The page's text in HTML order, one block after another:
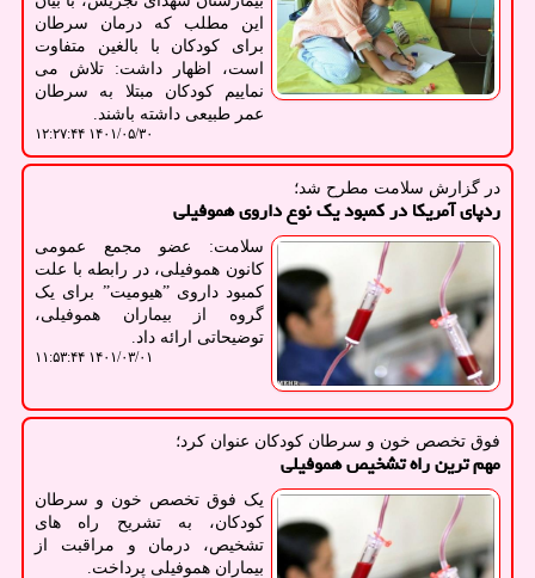
این مطلب که درمان سرطان
برای کودکان با بالغین متفاوت
است، اظهار داشت: تلاش می
نماییم کودکان مبتلا به سرطان
عمر طبیعی داشته باشند.
۱۴۰۱/۰۵/۳۰ ۱۲:۲۷:۴۴
در گزارش سلامت مطرح شد؛
ردپای آمریکا در کمبود یک نوع داروی هموفیلی
سلامت: عضو مجمع عمومی
کانون هموفیلی، در رابطه با علت
کمبود داروی ˮهیومیتˮ برای یک
گروه از بیماران هموفیلی،
توضیحاتی ارائه داد.
۱۴۰۱/۰۳/۰۱ ۱۱:۵۳:۴۴
فوق تخصص خون و سرطان كودكان عنوان كرد؛
مهم ترین راه تشخیص هموفیلی
یک فوق تخصص خون و سرطان
کودکان، به تشریح راه های
تشخیص، درمان و مراقبت از
بیماران هموفیلی پرداخت.